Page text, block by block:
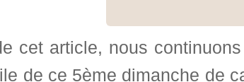
cet article, nous
de ce 5ème dimanche de